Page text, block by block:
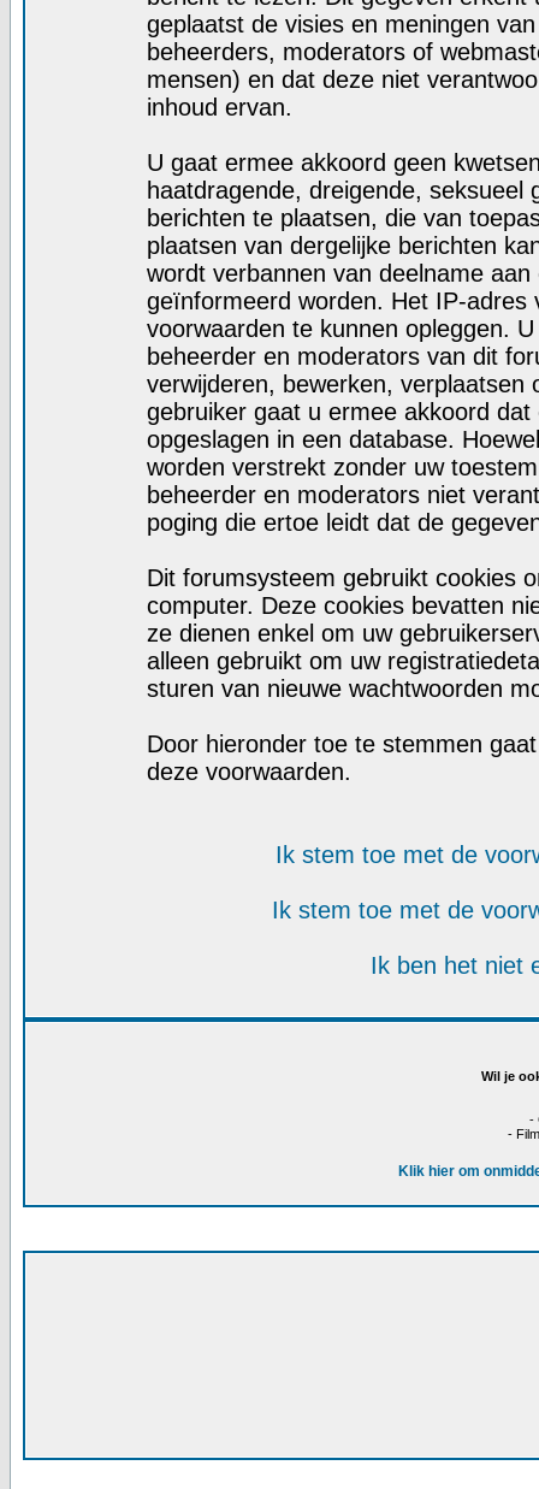
geplaatst de visies en meningen
beheerders, moderators of
mensen) en dat deze niet
inhoud ervan.
U gaat ermee akkoord geen
haatdragende, dreigende, seksueel
berichten te plaatsen, die van
plaatsen van dergelijke berichten
wordt verbannen van deelname
geïnformeerd worden. Het IP-adres
voorwaarden te kunnen opleggen.
beheerder en moderators van dit
verwijderen, bewerken, verplaatsen
gebruiker gaat u ermee akkoord
opgeslagen in een database.
worden verstrekt zonder uw
beheerder en moderators niet
poging die ertoe leidt dat de
Dit forumsysteem gebruikt cookies
computer. Deze cookies bevatten
ze dienen enkel om uw
alleen gebruikt om uw
sturen van nieuwe wachtwoorden
Door hieronder toe te stemmen
deze voorwaarden.
Ik stem toe met de
Ik stem toe met de
Ik ben het niet
Wil je
-
-
Klik hier om